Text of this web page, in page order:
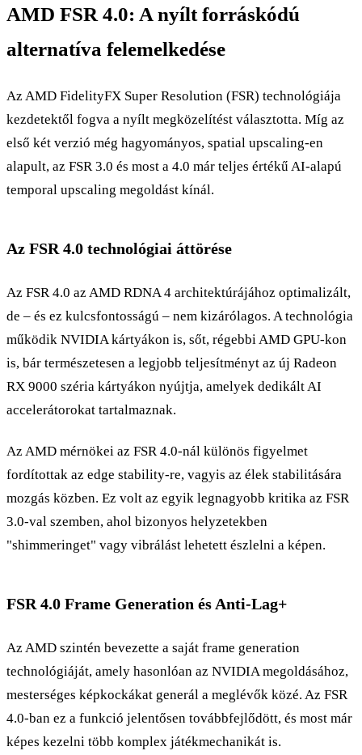
AMD FSR 4.0: A nyílt forráskódú
alternatíva felemelkedése
Az AMD FidelityFX Super Resolution (FSR) technológiája
kezdetektől fogva a nyílt megközelítést választotta. Míg az
első két verzió még hagyományos, spatial upscaling-en
alapult, az FSR 3.0 és most a 4.0 már teljes értékű AI-alapú
temporal upscaling megoldást kínál.
Az FSR 4.0 technológiai áttörése
Az FSR 4.0 az AMD RDNA 4 architektúrájához optimalizált,
de – és ez kulcsfontosságú – nem kizárólagos. A technológia
működik NVIDIA kártyákon is, sőt, régebbi AMD GPU-kon
is, bár természetesen a legjobb teljesítményt az új Radeon
RX 9000 széria kártyákon nyújtja, amelyek dedikált AI
accelerátorokat tartalmaznak.
Az AMD mérnökei az FSR 4.0-nál különös figyelmet
fordítottak az edge stability-re, vagyis az élek stabilitására
mozgás közben. Ez volt az egyik legnagyobb kritika az FSR
3.0-val szemben, ahol bizonyos helyzetekben
"shimmeringet" vagy vibrálást lehetett észlelni a képen.
FSR 4.0 Frame Generation és Anti-Lag+
Az AMD szintén bevezette a saját frame generation
technológiáját, amely hasonlóan az NVIDIA megoldásához,
mesterséges képkockákat generál a meglévők közé. Az FSR
4.0-ban ez a funkció jelentősen továbbfejlődött, és most már
képes kezelni több komplex játékmechanikát is.